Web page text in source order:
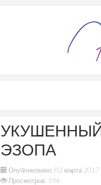
ЭЗОПА
Опубликовано: 02 марта 2017
Просмотров: 596